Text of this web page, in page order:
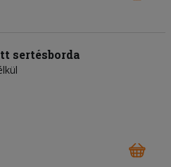
sertésborda